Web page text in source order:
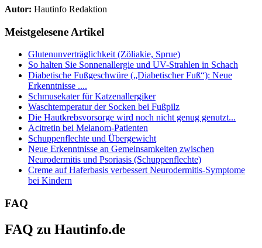
Autor: Hautinfo Redaktion
Meistgelesene Artikel
Glutenunverträglichkeit (Zöliakie, Sprue)
So halten Sie Sonnenallergie und UV-Strahlen in Schach
Diabetische Fußgeschwüre („Diabetischer Fuß“): Neue
Erkenntnisse ....
Schmusekater für Katzenallergiker
Waschtemperatur der Socken bei Fußpilz
Die Hautkrebsvorsorge wird noch nicht genug genutzt...
Acitretin bei Melanom-Patienten
Schuppenflechte und Übergewicht
Neue Erkenntnisse an Gemeinsamkeiten zwischen
Neurodermitis und Psoriasis (Schuppenflechte)
Creme auf Haferbasis verbessert Neurodermitis-Symptome
bei Kindern
FAQ
FAQ zu Hautinfo.de